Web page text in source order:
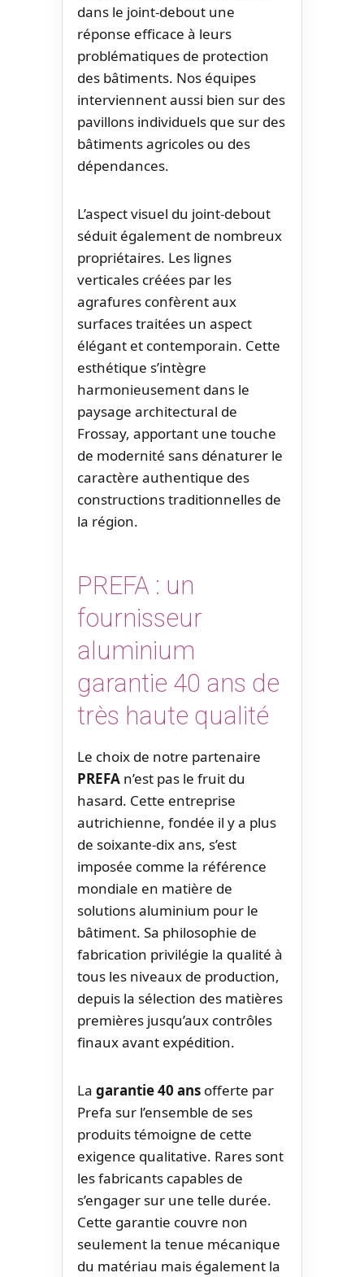
dans le joint-debout une
réponse efficace à leurs
problématiques de protection
des bâtiments. Nos équipes
interviennent aussi bien sur des
pavillons individuels que sur des
bâtiments agricoles ou des
dépendances.
L’aspect visuel du joint-debout
séduit également de nombreux
propriétaires. Les lignes
verticales créées par les
agrafures confèrent aux
surfaces traitées un aspect
élégant et contemporain. Cette
esthétique s’intègre
harmonieusement dans le
paysage architectural de
Frossay, apportant une touche
de modernité sans dénaturer le
caractère authentique des
constructions traditionnelles de
la région.
PREFA : un
fournisseur
aluminium
garantie 40 ans de
très haute qualité
Le choix de notre partenaire
PREFA n’est pas le fruit du
hasard. Cette entreprise
autrichienne, fondée il y a plus
de soixante-dix ans, s’est
imposée comme la référence
mondiale en matière de
solutions aluminium pour le
bâtiment. Sa philosophie de
fabrication privilégie la qualité à
tous les niveaux de production,
depuis la sélection des matières
premières jusqu’aux contrôles
finaux avant expédition.
La garantie 40 ans offerte par
Prefa sur l’ensemble de ses
produits témoigne de cette
exigence qualitative. Rares sont
les fabricants capables de
s’engager sur une telle durée.
Cette garantie couvre non
seulement la tenue mécanique
du matériau mais également la